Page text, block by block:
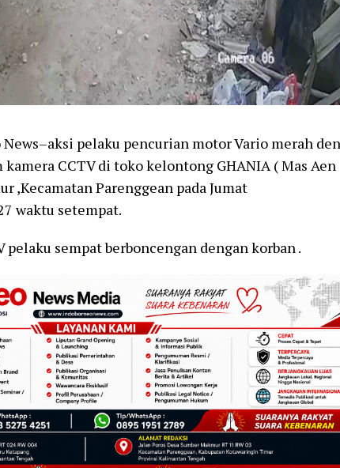
News–aksi pelaku pencurian motor Vario merah
kamera CCTV di toko kelontong GHANIA ( Mas Aen
,Kecamatan Parenggean pada Jumat
waktu setempat.
sempat berboncengan dengan korban .